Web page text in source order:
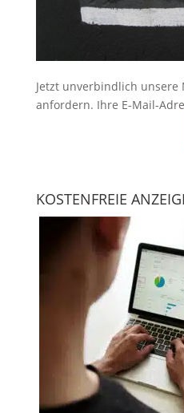
Jetzt unverbindlich unsere
anfordern. Ihre E-Mail-
KOSTENFREIE